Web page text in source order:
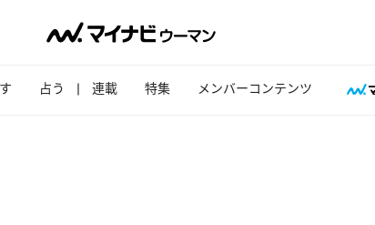
占う 連載 特集 メンバーコンテンツ